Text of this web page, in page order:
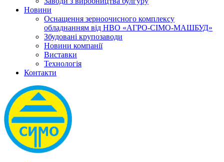
Новини
Оснащення зерноочисного комплексу
обладнанням від НВО «АГРО-СІМО-МАШБУД»
Збудовані крупозаводи
Новини компанії
Виставки
Технологія
Контакти